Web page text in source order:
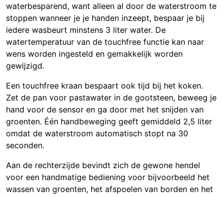
waterbesparend, want alleen al door de waterstroom te
stoppen wanneer je je handen inzeept, bespaar je bij
iedere wasbeurt minstens 3 liter water. De
watertemperatuur van de touchfree functie kan naar
wens worden ingesteld en gemakkelijk worden
gewijzigd.
Een touchfree kraan bespaart ook tijd bij het koken.
Zet de pan voor pastawater in de gootsteen, beweeg je
hand voor de sensor en ga door met het snijden van
groenten. Één handbeweging geeft gemiddeld 2,5 liter
omdat de waterstroom automatisch stopt na 30
seconden.
Aan de rechterzijde bevindt zich de gewone hendel
voor een handmatige bediening voor bijvoorbeeld het
wassen van groenten, het afspoelen van borden en het